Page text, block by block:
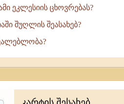
ეკლესიის ცხოვრებას?
შუღლის შეასახებ?